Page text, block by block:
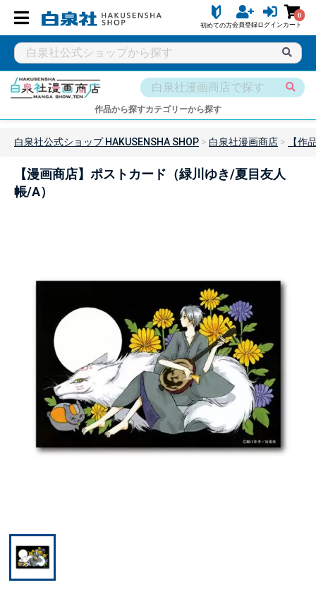
初めての方会員登録ログイン
0
カート
作品から探すカテゴリーから探す
白泉社公式ショップ HAKUSENSHA SHOP 白泉社漫画商店 【作
【漫画商店】ポストカード（緑川ゆき/夏目友人
帳/A）